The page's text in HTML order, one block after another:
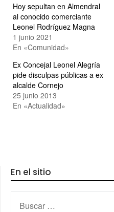
Hoy sepultan en Almendral
al conocido comerciante
Leonel Rodríguez Magna
1 junio 2021
En «Comunidad»
Ex Concejal Leonel Alegría
pide disculpas públicas a ex
alcalde Cornejo
25 junio 2013
En «Actualidad»
En el sitio